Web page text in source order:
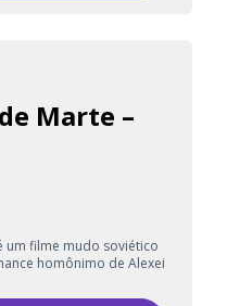
Marte –
um filme mudo soviético
homônimo de Alexei